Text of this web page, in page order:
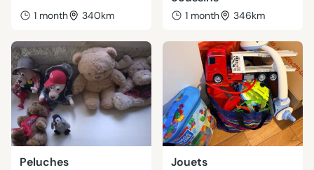
1 month 340km 1 month 346km
Peluches Jouets